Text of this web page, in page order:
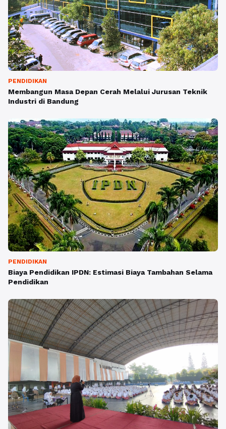
PENDIDIKAN
Membangun Masa Depan Cerah Melalui Jurusan Teknik
Industri di Bandung
PENDIDIKAN
Biaya Pendidikan IPDN: Estimasi Biaya Tambahan Selama
Pendidikan